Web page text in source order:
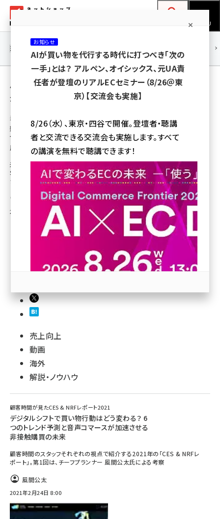
ン
ネットショップ担当者フォーラム
MENU
yahoo (1906)
楽天 (1874)
アスクル (1122)
base (1081)
ビィ・フォアード (776)
revico (744)
連載・特集 |
用語「NRF」 が使われている記事の一覧
全 9 記事中 1 ～ 9 を表示中
米国のEC事例から学ぶビジネスのヒント
新型コロナで実店舗の一時閉鎖→ライブコ
マース強化。自称“世界一面白いお
店”「SHOWFIELDS」のEC事例
米国事例① “世界一面白いお店”を自称するニューヨーク発の
SHOWFIELDS。D2Cブランドを集めた店舗作り、俳優の卵が実演販売する
ショー形式など先進的な取り組みで注目を集めています
公文 紫都
2020年5月25日 8:00
売上向上
動画
海外
解説・ノウハウ
顧客時間が見たCES & NRFレポート2021
デジタルシフトで買い物行動はどう変わる？ 6
つのトレンド予測と音声コマースが加速させる
非接触購買の未来
顧客時間のスタッフそれぞれの視点で紹介する2021年の「CES & NRFレ
ポート」。第1回は、チーフプランナー 風間公太氏による考察
風間公太
2021年2月24日 8:00
お知らせ
AIが買い物を代行する時代に打つべき「次の
一手」とは？ アルペン、オイシックス、元UA責
任者が登壇のリアルECセミナー（8/26＠東
京）【交流会も実施】
8/26（水）、東京・四谷で開催。登壇者・聴講
者と交流できる交流会も実施します。すべて
の講演を無料で聴講できます！